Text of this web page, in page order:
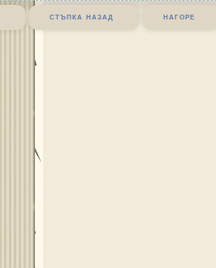
стъпка назад нагоре